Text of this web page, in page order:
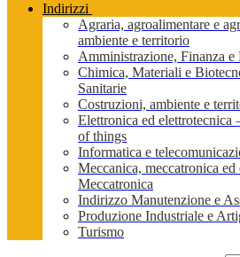
Indirizzi
Agraria, agroalimentare e
ambiente e territorio
Amministrazione, Finanza e
Chimica, Materiali e
Sanitarie
Costruzioni, ambiente e
Elettronica ed elettrotecnica
of things
Informatica e
Meccanica, meccatronica
Meccatronica
Indirizzo Manutenzione e
Produzione Industriale e
Turismo